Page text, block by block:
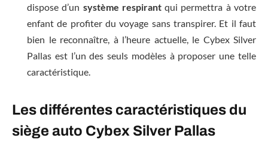
dispose d’un système respirantqui permettra à votre
enfant de profiter du voyage sans transpirer. Et il faut
bien le reconnaître, à l’heure actuelle, le Cybex Silver
Pallas est l’un des seuls modèles à proposer une telle
caractéristique.
Les différentes caractéristiques du
siège auto Cybex Silver Pallas